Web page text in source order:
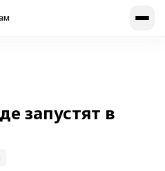
запустят в